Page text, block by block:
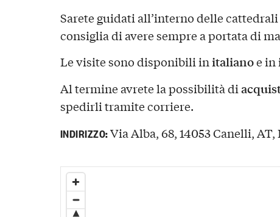
Sarete guidati all’interno delle
consiglia di avere sempre a portata di
Le visite sono disponibili initalianoe in
Al termine avrete la possibilità di
spedirli tramite corriere.
INDIRIZZO:Via Alba, 68, 14053 Canelli,